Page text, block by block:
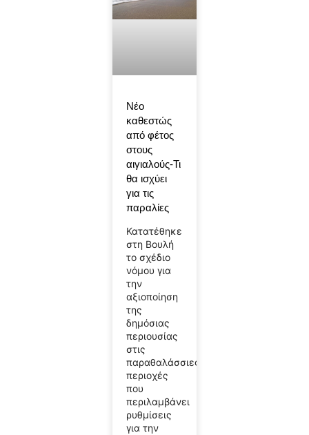
Νέο
καθεστώς
από φέτος
στους
αιγιαλούς-Τι
θα ισχύει
για τις
παραλίες
Κατατέθηκε
στη Βουλή
το σχέδιο
νόμου για
την
αξιοποίηση
της
δημόσιας
περιουσίας
στις
παραθαλάσσιες
περιοχές
που
περιλαμβάνει
ρυθμίσεις
για την